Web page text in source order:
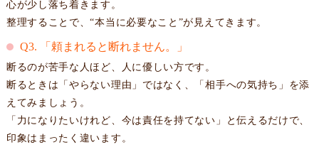
心が少し落ち着きます。
整理することで、“本当に必要なこと”が見えてきます。
Q3. 「頼まれると断れません。」
断るのが苦手な人ほど、人に優しい方です。
断るときは「やらない理由」ではなく、「相手への気持ち」を添
えてみましょう。
「力になりたいけれど、今は責任を持てない」と伝えるだけで、
印象はまったく違います。